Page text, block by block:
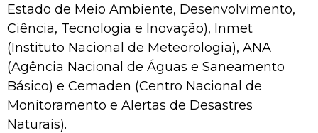
Estado de Meio Ambiente, Desenvolvimento,
Ciência, Tecnologia e Inovação), Inmet
(Instituto Nacional de Meteorologia), ANA
(Agência Nacional de Águas e Saneamento
Básico) e Cemaden (Centro Nacional de
Monitoramento e Alertas de Desastres
Naturais).